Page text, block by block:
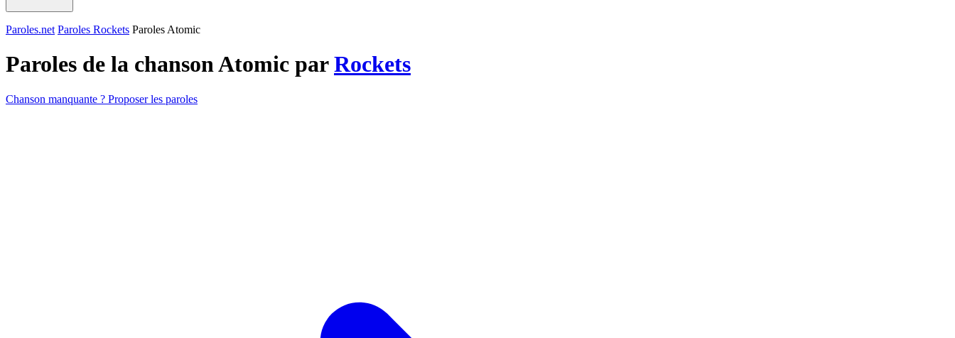
Paroles.net Paroles Rockets Paroles Atomic
Paroles de la chanson Atomic parRockets
Chanson manquante ? Proposer les paroles